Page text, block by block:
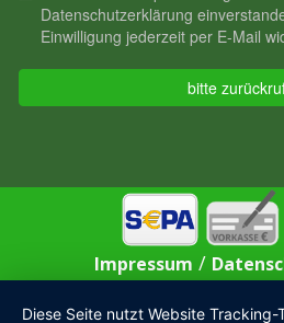
Impressum /
Diese Seite nutzt Website